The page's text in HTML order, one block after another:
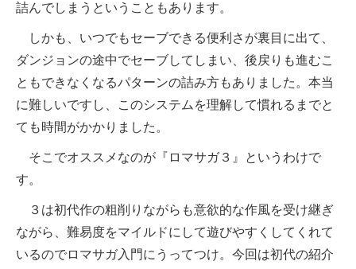
詰んでしまうということもあります。
しかも、いつでもセーブできる便利さが裏目に出て、
ダンジョンの途中でセーブしてしまい、後戻りも進むこ
ともできなくなるパターンの詰み方もありました。本当
に難しいですし、このシステムを理解して慣れるまでと
ても時間がかかりました。
そこでオススメなのが『ロマサガ３』というわけで
す。
３は初代作の粗削りながらも意欲的な作風を受け継ぎ
ながら、難易度をマイルドにして遊びやすくしてくれて
いるのでロマサガ入門にうってつけ。今回は初代の紹介